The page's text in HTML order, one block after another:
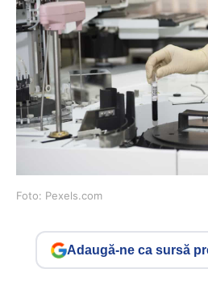
Foto: Pexels.com
Adaugă-ne ca sursă